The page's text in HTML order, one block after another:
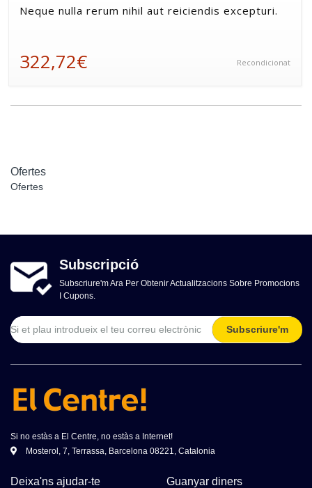
Neque nulla rerum nihil aut reiciendis excepturi.
322,72€ Recondicionat
Ofertes
Ofertes
Subscripció
Subscriure'm Ara Per Obtenir Actualitzacions Sobre Promocions
I Cupons.
Subscriure'm
Si no estàs a El Centre, no estàs a Internet!
Mosterol, 7, Terrassa, Barcelona 08221, Catalonia
Deixa'ns ajudar-te Guanyar diners